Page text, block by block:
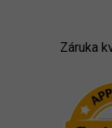
Záruka